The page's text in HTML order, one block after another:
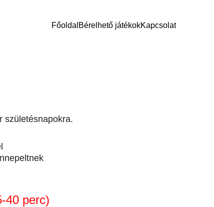
Főoldal Bérelhető játékokKapcsolat
születésnapokra.
40 perc)